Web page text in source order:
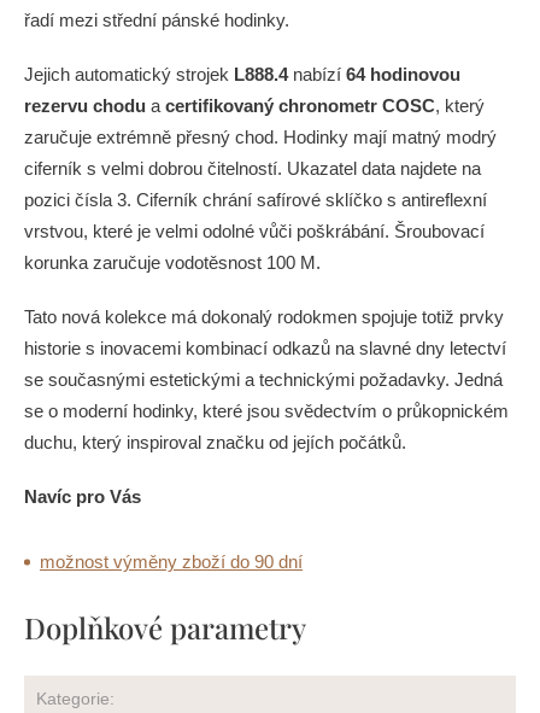
řadí mezi střední pánské hodinky.
Jejich automatický strojek L888.4nabízí 64 hodinovou
rezervu chodu a certifikovaný chronometr COSC, který
zaručuje extrémně přesný chod. Hodinky mají matný modrý
ciferník s velmi dobrou čitelností. Ukazatel data najdete na
pozici čísla 3. Ciferník chrání safírové sklíčko s antireflexní
vrstvou, které je velmi odolné vůči poškrábání. Šroubovací
korunka zaručuje vodotěsnost 100 M.
Tato nová kolekce má dokonalý rodokmen spojuje totiž prvky
historie s inovacemi kombinací odkazů na slavné dny letectví
se současnými estetickými a technickými požadavky. Jedná
se o moderní hodinky, které jsou svědectvím o průkopnickém
duchu, který inspiroval značku od jejích počátků.
Navíc pro Vás
možnost výměny zboží do 90 dní
Doplňkové parametry
Kategorie: